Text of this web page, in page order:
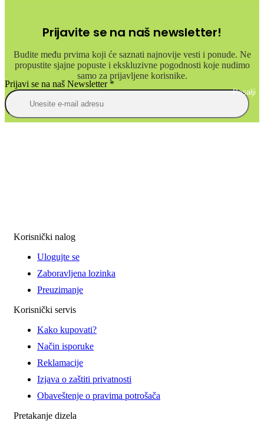
Prijavite se na naš newsletter!
Budite među prvima koji će saznati najnovije vesti i ponude. Ne
propustite sjajne popuste i ekskluzivne pogodnosti koje nudimo
samo za prijavljene korisnike.
Prijavi se na naš Newsletter*
Posalji
Korisnički nalog
Ulogujte se
Zaboravljena lozinka
Preuzimanje
Korisnički servis
Kako kupovati?
Način isporuke
Reklamacije
Izjava o zaštiti privatnosti
Obaveštenje o pravima potrošača
Pretakanje dizela